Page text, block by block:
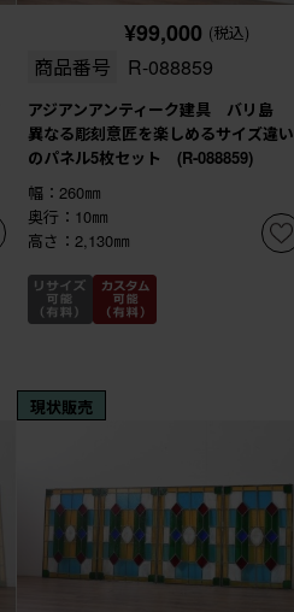
¥99,000 (税込)
商品番号 R-088859
アジアンアンティーク建具 バリ島
異なる彫刻意匠を楽しめるサイズ違い
のパネル5枚セット (R-088859)
幅：260㎜
奥行：10㎜
高さ：2,130㎜
現状販売